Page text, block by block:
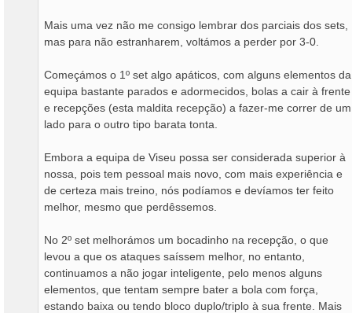
Mais uma vez não me consigo lembrar dos parciais dos sets,
mas para não estranharem, voltámos a perder por 3-0.
Começámos o 1º set algo apáticos, com alguns elementos da
equipa bastante parados e adormecidos, bolas a cair à frente
e recepções (esta maldita recepção) a fazer-me correr de um
lado para o outro tipo barata tonta.
Embora a equipa de Viseu possa ser considerada superior à
nossa, pois tem pessoal mais novo, com mais experiência e
de certeza mais treino, nós podíamos e devíamos ter feito
melhor, mesmo que perdêssemos.
No 2º set melhorámos um bocadinho na recepção, o que
levou a que os ataques saíssem melhor, no entanto,
continuamos a não jogar inteligente, pelo menos alguns
elementos, que tentam sempre bater a bola com força,
estando baixa ou tendo bloco duplo/triplo à sua frente. Mais